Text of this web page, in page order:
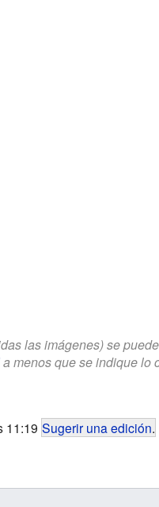
las imágenes) se
a menos que se indique lo
11:19 Sugerir una edición.